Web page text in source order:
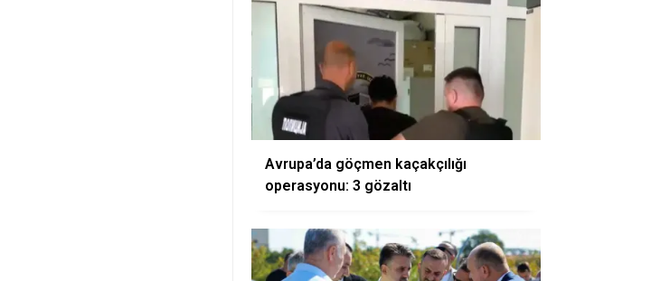
Avrupa’da göçmen kaçakçılığı
operasyonu: 3 gözaltı